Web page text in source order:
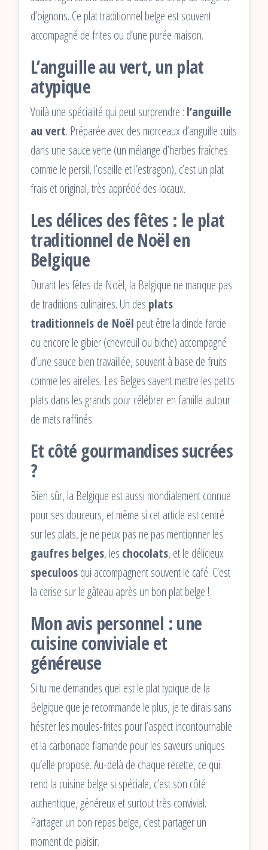
d’oignons. Ce plat traditionnel belge est souvent
accompagné de frites ou d’une purée maison.
L’anguille au vert, un plat
atypique
Voilà une spécialité qui peut surprendre : l’anguille
au vert. Préparée avec des morceaux d’anguille cuits
dans une sauce verte (un mélange d’herbes fraîches
comme le persil, l’oseille et l’estragon), c’est un plat
frais et original, très apprécié des locaux.
Les délices des fêtes : le plat
traditionnel de Noël en
Belgique
Durant les fêtes de Noël, la Belgique ne manque pas
de traditions culinaires. Un des plats
traditionnels de Noël peut être la dinde farcie
ou encore le gibier (chevreuil ou biche) accompagné
d’une sauce bien travaillée, souvent à base de fruits
comme les airelles. Les Belges savent mettre les petits
plats dans les grands pour célébrer en famille autour
de mets raffinés.
Et côté gourmandises sucrées
?
Bien sûr, la Belgique est aussi mondialement connue
pour ses douceurs, et même si cet article est centré
sur les plats, je ne peux pas ne pas mentionner les
gaufres belges, les chocolats, et le délicieux
speculoosqui accompagnent souvent le café. C’est
la cerise sur le gâteau après un bon plat belge !
Mon avis personnel : une
cuisine conviviale et
généreuse
Si tu me demandes quel est le plat typique de la
Belgique que je recommande le plus, je te dirais sans
hésiter les moules-frites pour l’aspect incontournable
et la carbonade flamande pour les saveurs uniques
qu’elle propose. Au-delà de chaque recette, ce qui
rend la cuisine belge si spéciale, c’est son côté
authentique, généreux et surtout très convivial.
Partager un bon repas belge, c’est partager un
moment de plaisir.